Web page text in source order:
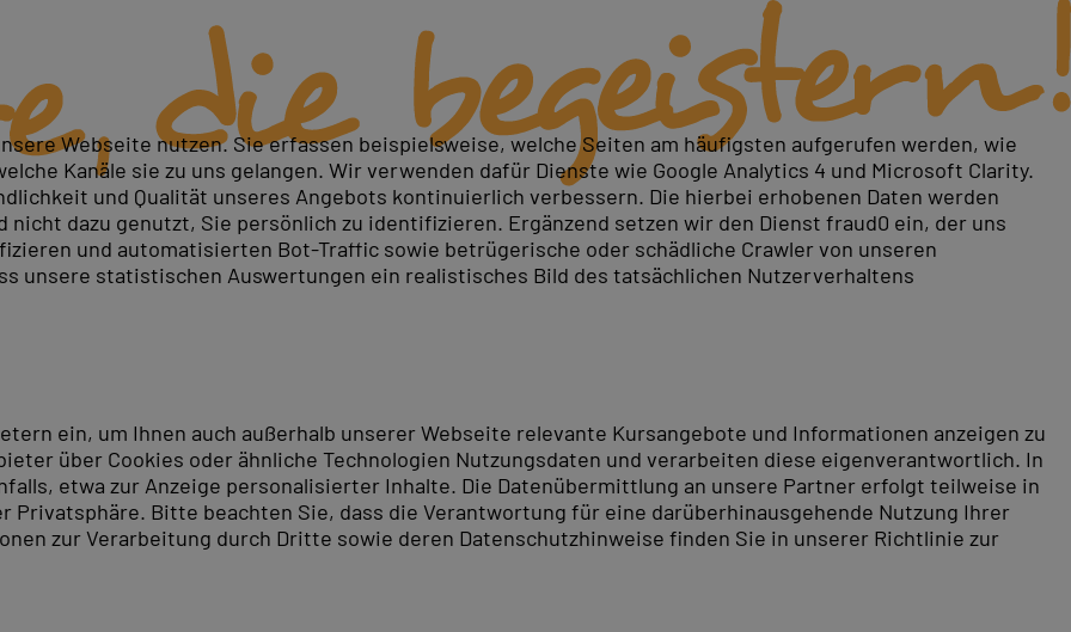
Power BI kennenlernen
Webseite nutzen. Sie erfassen beispielsweise, welche Seiten am häufigsten aufgerufen werden, wie
Kanäle sie zu uns gelangen. Wir verwenden dafür Dienste wie Google Analytics 4 und Microsoft Clarity.
und Qualität unseres Angebots kontinuierlich verbessern. Die hierbei erhobenen Daten werden
dazu genutzt, Sie persönlich zu identifizieren. Ergänzend setzen wir den Dienst fraud0 ein, der uns
und automatisierten Bot-Traffic sowie betrügerische oder schädliche Crawler von unseren
unsere statistischen Auswertungen ein realistisches Bild des tatsächlichen Nutzerverhaltens
ein, um Ihnen auch außerhalb unserer Webseite relevante Kursangebote und Informationen anzeigen zu
über Cookies oder ähnliche Technologien Nutzungsdaten und verarbeiten diese eigenverantwortlich. In
etwa zur Anzeige personalisierter Inhalte. Die Datenübermittlung an unsere Partner erfolgt teilweise in
Privatsphäre. Bitte beachten Sie, dass die Verantwortung für eine darüberhinausgehende Nutzung Ihrer
zur Verarbeitung durch Dritte sowie deren Datenschutzhinweise finden Sie in unserer Richtlinie zur